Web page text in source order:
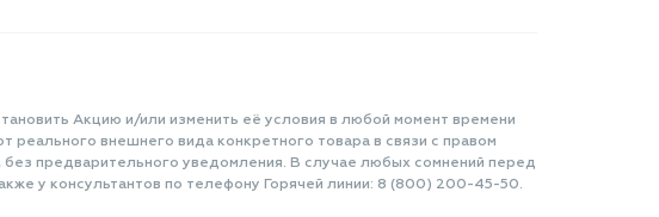
Акцию и/или изменить её условия в любой момент времени
внешнего вида конкретного товара в связи с правом
предварительного уведомления. В случае любых сомнений перед
у консультантов по телефону Горячей линии: 8 (800) 200-45-50.